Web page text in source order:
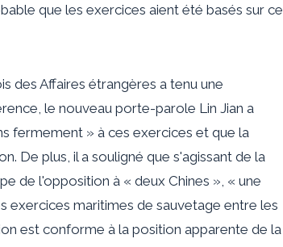
que les exercices aient été basés sur ce
des Affaires étrangères a tenu une
le nouveau porte-parole Lin Jian a
fermement » à ces exercices et que la
De plus, il a souligné que s'agissant de la
de l'opposition à « deux Chines », « une
exercices maritimes de sauvetage entre les
est conforme à la position apparente de la